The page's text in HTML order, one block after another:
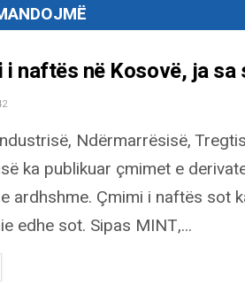
i naftës në Kosovë, ja
Ndërmarrësisë,
ka publikuar çmimet e
ardhshme. Çmimi i naftës sot
edhe sot. Sipas MINT,...